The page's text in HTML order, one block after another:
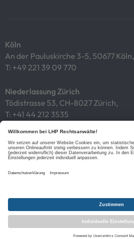
Köln
An der Pauluskirche 3-5, 50677 Köln,
T: +49 221 39 09 770
Niederlassung Zürich
Tödistrasse 53, CH-8027 Zürich,
T: +41 44 212 3535